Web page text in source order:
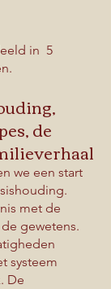
in 5
de
we een start
met de
gewetens.
systeem
De